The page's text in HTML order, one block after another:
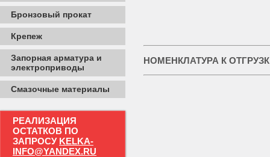
НОМЕНКЛАТУРА К
Бронзовый прокат
Крепеж
Запорная арматура и
электроприводы
Смазочные материалы
РЕАЛИЗАЦИЯ
ОСТАТКОВ ПО
ЗАПРОСУ KELKA-
INFO@YANDEX.RU